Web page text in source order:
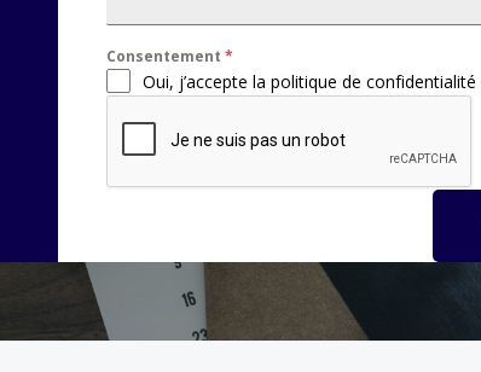
Consentement *
Oui, j’accepte la politique de